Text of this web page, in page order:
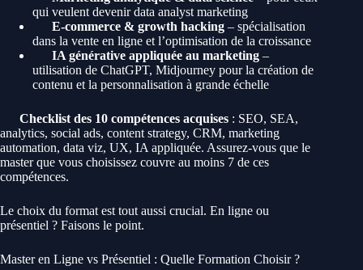
qui veulent devenir data analyst marketing
E-commerce & growth hacking – spécialisation
dans la vente en ligne et l’optimisation de la croissance
IA générative appliquée au marketing –
utilisation de ChatGPT, Midjourney pour la création de
contenu et la personnalisation à grande échelle
Checklist des 10 compétences acquises : SEO, SEA,
analytics, social ads, content strategy, CRM, marketing
automation, data viz, UX, IA appliquée. Assurez-vous que le
master que vous choisissez couvre au moins 7 de ces
compétences.
Le choix du format est tout aussi crucial. En ligne ou
présentiel ? Faisons le point.
Master en Ligne vs Présentiel : Quelle Formation Choisir ?